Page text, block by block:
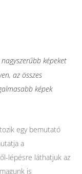
képeket
az összes
képek
egy bemutató
a
lépésre láthatjuk az
is